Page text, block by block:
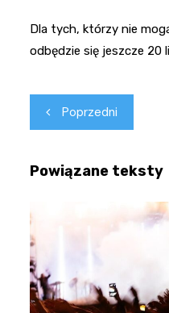
Dla tych, którzy nie
odbędzie się jeszcze 20
Nawigacja
wpisu
Poprzedni
Powiązane teksty